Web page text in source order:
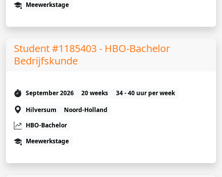
Meewerkstage
Student #1185403 - HBO-Bachelor
Bedrijfskunde
September 2026 20 weeks
34 - 40 uur per week
Hilversum
Noord-Holland
HBO-Bachelor
Meewerkstage